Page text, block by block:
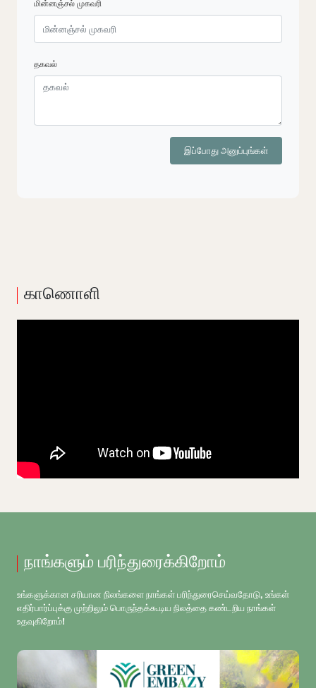
மின்னஞ்சல் முகவரி
தகவல்
இப்போது அனுப்புங்கள்
காணொளி
நாங்களும் பரிந்துரைக்கிறோம்
உங்களுக்கான சரியான நிலங்களை நாங்கள் பரிந்துரைசெய்வதோடு, உங்கள்
எதிர்பார்ப்புக்கு முற்றிலும் பொருந்தக்கூடிய நிலத்தை கண்டறிய நாங்கள்
உதவுகிறோம்!